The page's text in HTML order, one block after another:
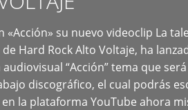
[…]
«Acción» su nuevo videoclip La
Hard Rock Alto Voltaje, ha
“Acción” tema que
discográfico, el cual podrás
la plataforma YouTube ahora